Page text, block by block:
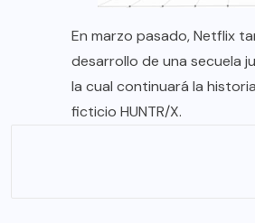
En marzo pasado, Netflix
desarrollo de una secuela
la cual continuará la
ficticio HUNTR/X.